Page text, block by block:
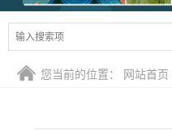
产品展厅
证书荣誉
您当前的位置： 网站首页